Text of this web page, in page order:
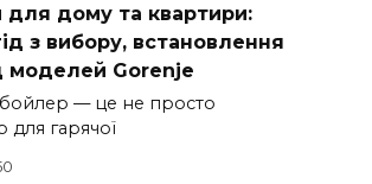
для дому та квартири:
з вибору, встановлення
моделей Gorenje
— це не просто
для гарячої